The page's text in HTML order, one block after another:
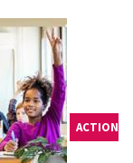
ACTION